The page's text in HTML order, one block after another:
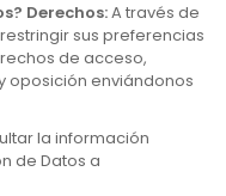
Derechos:A través de
sus preferencias
de acceso,
oposición enviándonos
la información
de Datos a